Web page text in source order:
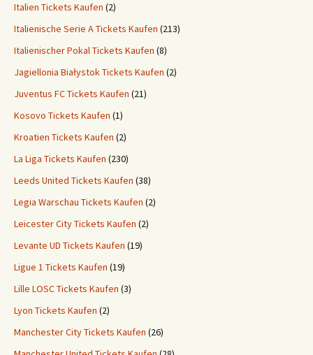
Italien Tickets Kaufen (2)
Italienische Serie A Tickets Kaufen (213)
Italienischer Pokal Tickets Kaufen (8)
Jagiellonia Białystok Tickets Kaufen (2)
Juventus FC Tickets Kaufen (21)
Kosovo Tickets Kaufen (1)
Kroatien Tickets Kaufen (2)
La Liga Tickets Kaufen (230)
Leeds United Tickets Kaufen (38)
Legia Warschau Tickets Kaufen (2)
Leicester City Tickets Kaufen (2)
Levante UD Tickets Kaufen (19)
Ligue 1 Tickets Kaufen (19)
Lille LOSC Tickets Kaufen (3)
Lyon Tickets Kaufen (2)
Manchester City Tickets Kaufen (26)